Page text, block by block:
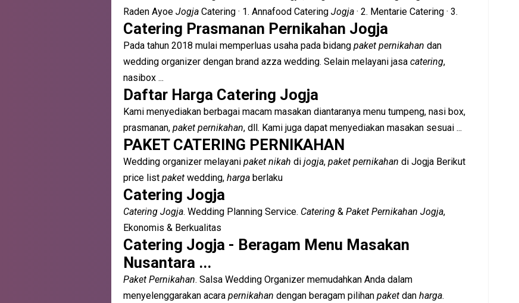
Raden Ayoe Jogja Catering · 1. Annafood Catering Jogja · 2. Mentarie Catering · 3.
Catering Prasmanan Pernikahan Jogja
Pada tahun 2018 mulai memperluas usaha pada bidang paket pernikahan dan
wedding organizer dengan brand azza wedding. Selain melayani jasa catering,
nasibox ...
Daftar Harga Catering Jogja
Kami menyediakan berbagai macam masakan diantaranya menu tumpeng, nasi box,
prasmanan, paket pernikahan, dll. Kami juga dapat menyediakan masakan sesuai ...
PAKET CATERING PERNIKAHAN
Wedding organizer melayani paket nikah di jogja, paket pernikahan di Jogja Berikut
price list paket wedding, harga berlaku
Catering Jogja
Catering Jogja. Wedding Planning Service. Catering & Paket Pernikahan Jogja,
Ekonomis & Berkualitas
Catering Jogja - Beragam Menu Masakan
Nusantara ...
Paket Pernikahan. Salsa Wedding Organizer memudahkan Anda dalam
menyelenggarakan acara pernikahan dengan beragam pilihan paket dan harga.